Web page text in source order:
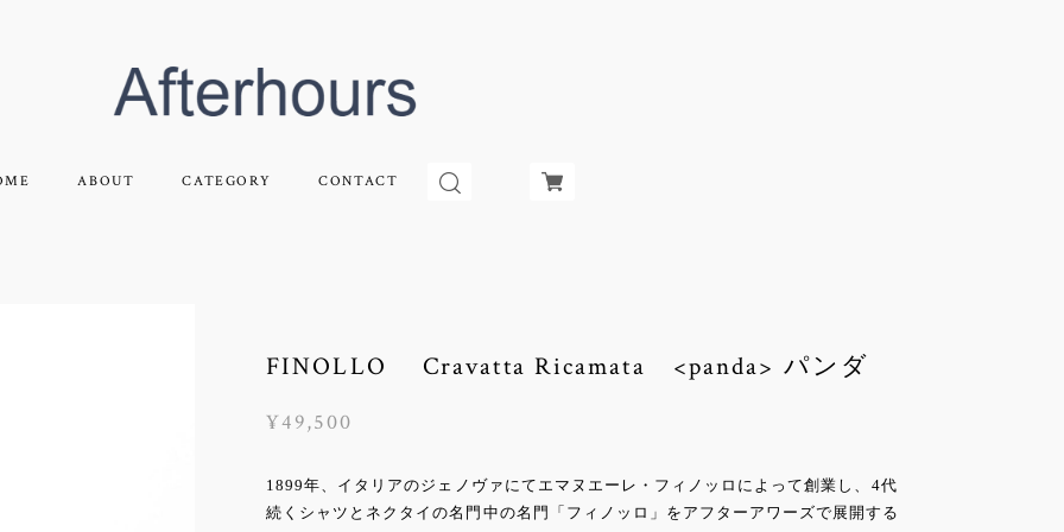
ABOUT CATEGORY CONTACT
FINOLLO Cravatta Ricamata <panda> パンダ
¥49,500
1899年、イタリアのジェノヴァにてエマヌエーレ・フィノッロによって創業し、4代
続くシャツとネクタイの名門中の名門「フィノッロ」をアフターアワーズで展開する